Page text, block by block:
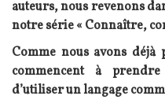
auteurs, nous revenons
notre série « Connaître,
Comme nous avons déjà
commencent à
d’utiliser un langage